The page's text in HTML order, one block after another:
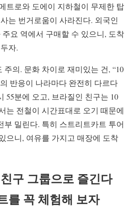
트로와 도에이 지하철이 무제한 탑
는 번거로움이 사라진다. 외국인
요 역에서 구매할 수 있으니, 도착
자.
주의. 문화 차이로 재미있는 건, “10
반응이 나라마다 완전히 다르다
55분에 오고, 브라질인 친구는 10
는 전철이 시간표대로 오기 때문에
부 밀린다. 특히 스트리트카트 투어
으니, 여유를 가지고 매장에 도착
구 그룹으로 즐긴다
를 꼭 체험해 보자